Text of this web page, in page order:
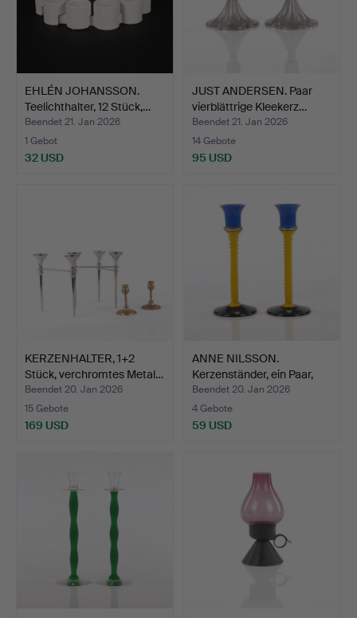
EHLÉN JOHANSSON.
Teelichthalter, 12 Stück,…
Beendet 21. Jan 2026
1 Gebot
32 USD
JUST ANDERSEN. Paar
vierblättrige Kleekerz…
Beendet 21. Jan 2026
14 Gebote
95 USD
KERZENHALTER, 1+2
Stück, verchromtes Metal…
Beendet 20. Jan 2026
15 Gebote
169 USD
ANNE NILSSON.
Kerzenständer, ein Paar,
Orr…
Beendet 20. Jan 2026
4 Gebote
59 USD